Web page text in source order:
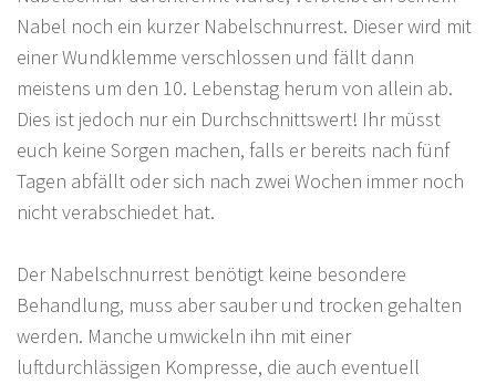
Nabel noch ein kurzer Nabelschnurrest. Dieser wird mit
einer Wundklemme verschlossen und fällt dann
meistens um den 10. Lebenstag herum von allein ab.
Dies ist jedoch nur ein Durchschnittswert! Ihr müsst
euch keine Sorgen machen, falls er bereits nach fünf
Tagen abfällt oder sich nach zwei Wochen immer noch
nicht verabschiedet hat.
Der Nabelschnurrest benötigt keine besondere
Behandlung, muss aber sauber und trocken gehalten
werden. Manche umwickeln ihn mit einer
luftdurchlässigen Kompresse, die auch eventuell